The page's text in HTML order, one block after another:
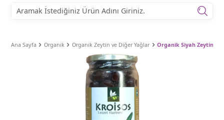
Ana Sayfa Organik Organik Zeytin ve Diğer Yağlar Organik Siyah Zeytin